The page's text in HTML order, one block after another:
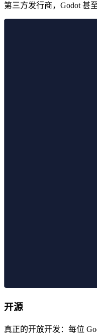
第三方发行商，Godot 甚
开源
真正的开放开发：每位